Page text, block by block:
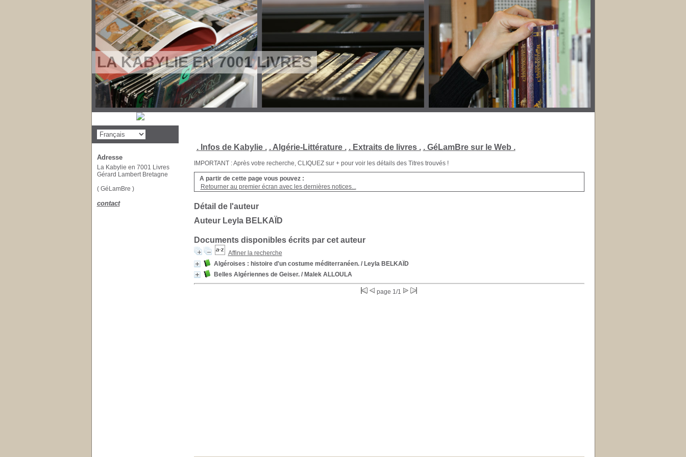
LA KABYLIE EN 7001 LIVRES
. Infos de Kabylie . . Algérie-Littérature . . Extraits de livres . . GéLamBre sur le Web .
IMPORTANT : Après votre recherche, CLIQUEZ sur + pour voir les détails des Titres trouvés !
A partir de cette page vous pouvez :
Retourner au premier écran avec les dernières notices...
Détail de l'auteur
Auteur Leyla BELKAÏD
Documents disponibles écrits par cet auteur
Affiner la recherche
Algéroises : histoire d'un costume méditerranéen./ Leyla BELKAÏD
Belles Algériennes de Geiser./ Malek ALLOULA
page 1/1
Adresse
La Kabylie en 7001 Livres
Gérard Lambert Bretagne
( GéLamBre )
contact